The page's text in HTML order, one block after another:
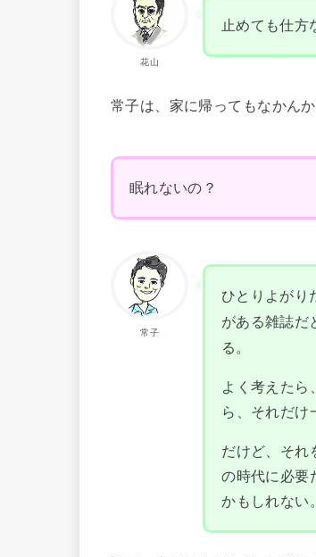
花山
止めても仕方
常子は、家に帰ってもなかん
眠れないの？
常子
ひとりよがり
がある雑誌だ
る。
よく考えたら
ら、それだけ
だけど、それ
の時代に必要
かもしれない。